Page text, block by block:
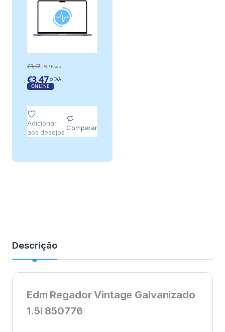
€3,47 PVP Física
€3,47 c/ IVA
ONLINE
Adicionar
aos desejos
Comparar
Descrição
Edm Regador Vintage Galvanizado
1.5l 850776